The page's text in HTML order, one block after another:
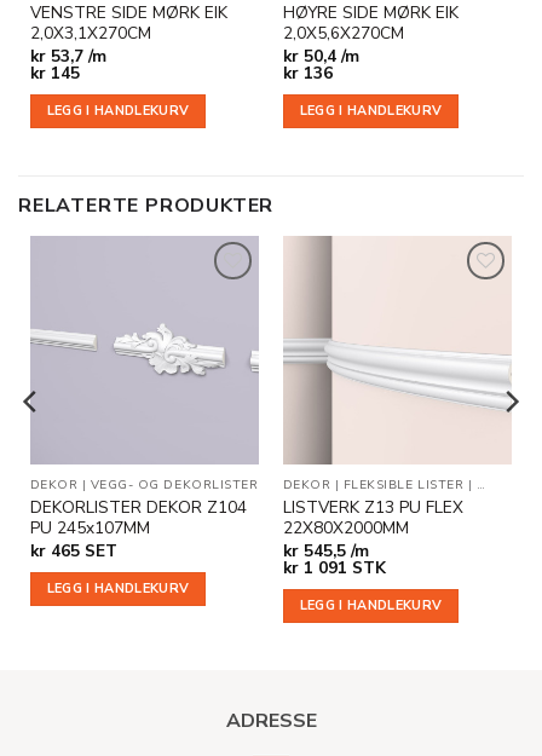
VENSTRE SIDE MØRK EIK
2,0X3,1X270CM
kr53,7 /m
kr145
LEGG I HANDLEKURV
HØYRE SIDE MØRK EIK
2,0X5,6X270CM
kr50,4 /m
kr136
LEGG I HANDLEKURV
RELATERTE PRODUKTER
ønskeliste
DEKOR | VEGG- OG DEKORLISTER
DEKORLISTER DEKOR Z104
PU 245x107MM
kr465 SET
LEGG I HANDLEKURV
ønskeliste
DEKOR | FLEKSIBLE LISTER | VEGG-
LISTVERK Z13 PU FLEX
22X80X2000MM
kr545,5 /m
kr1 091 STK
LEGG I HANDLEKURV
ADRESSE